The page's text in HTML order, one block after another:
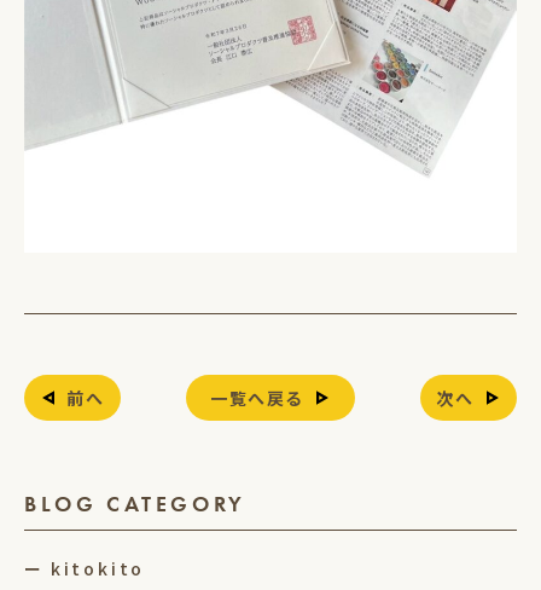
前へ 一覧へ戻る 次へ
BLOG CATEGORY
kitokito